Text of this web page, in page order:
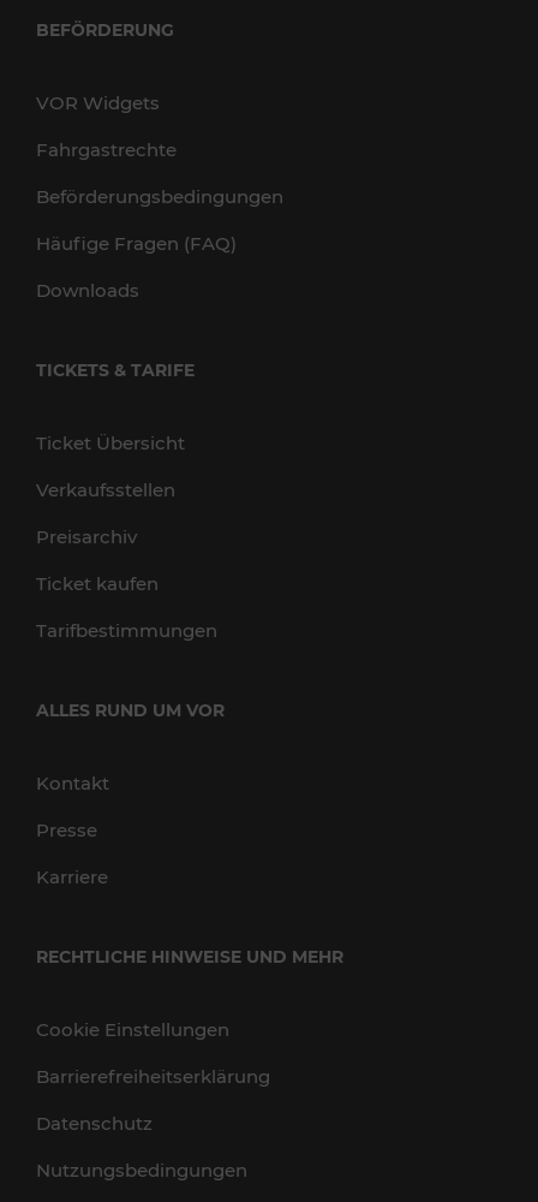
BEFÖRDERUNG
VOR Widgets
Fahrgastrechte
Beförderungsbedingungen
Häufige Fragen (FAQ)
Downloads
TICKETS & TARIFE
Ticket Übersicht
Verkaufsstellen
Preisarchiv
Ticket kaufen
Tarifbestimmungen
ALLES RUND UM VOR
Kontakt
Presse
Karriere
RECHTLICHE HINWEISE UND MEHR
Cookie Einstellungen
Barrierefreiheitserklärung
Datenschutz
Nutzungsbedingungen